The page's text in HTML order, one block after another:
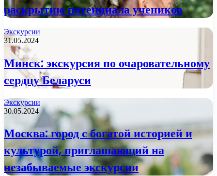
раскрытию потенциала учеников
Экскурсии
31.05.2024
Минск: экскурсия по очаровательному
сердцу Беларуси
Экскурсии
30.05.2024
Москва: город с богатой историей и
культурой, приглашающий на
незабываемые экскурсии